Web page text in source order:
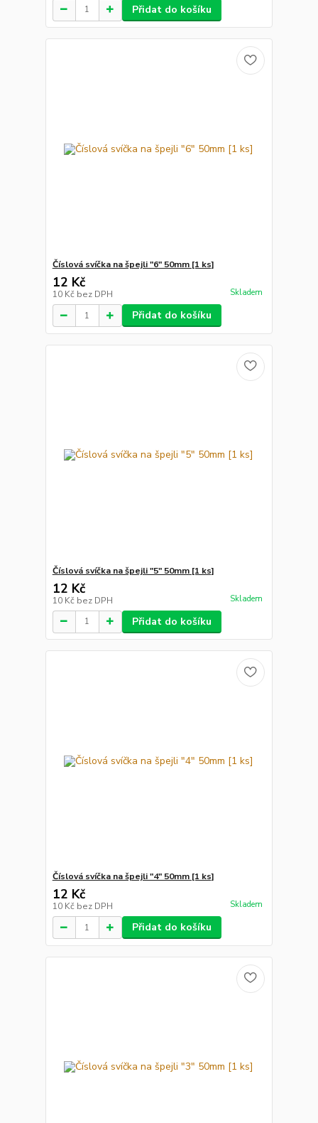
Přidat do košíku
Číslová svíčka na špejli "6" 50mm [1 ks]
12 Kč
10 Kč bez DPH Skladem
Přidat do košíku
Číslová svíčka na špejli "5" 50mm [1 ks]
12 Kč
10 Kč bez DPH Skladem
Přidat do košíku
Číslová svíčka na špejli "4" 50mm [1 ks]
12 Kč
10 Kč bez DPH Skladem
Přidat do košíku